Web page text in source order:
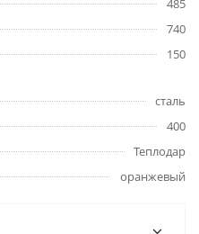
485
740
150
сталь
400
Теплодар
оранжевый